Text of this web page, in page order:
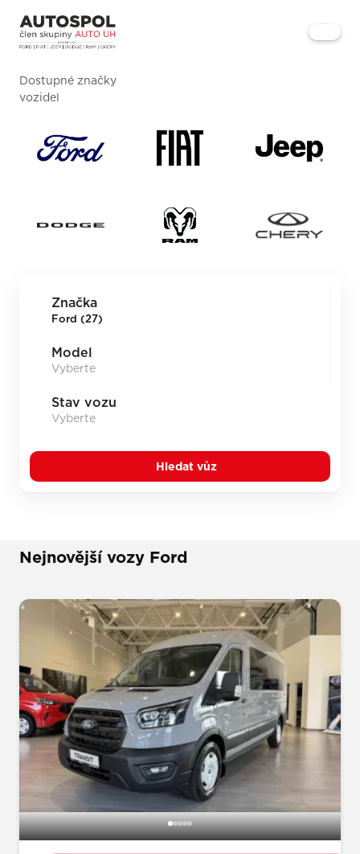
Dostupné značky
vozidel
Značka
Ford (27)
Model
Stav vozu
Hledat vůz
Nejnovější vozy Ford